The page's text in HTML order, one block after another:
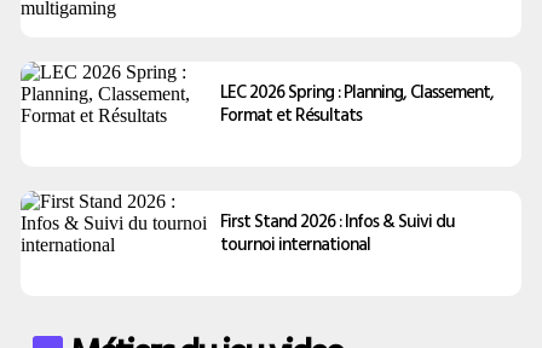
LEC 2026 Spring : Planning, Classement,
Format et Résultats
First Stand 2026 : Infos & Suivi du
tournoi international